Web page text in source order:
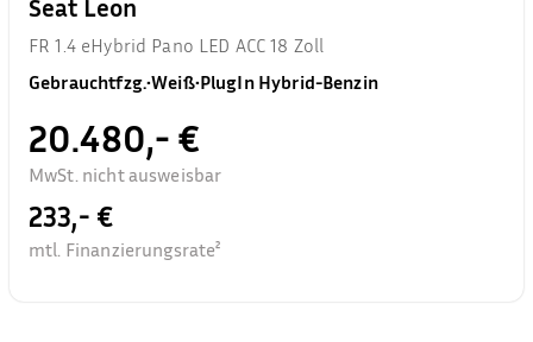
Seat Leon
FR 1.4 eHybrid Pano LED ACC 18 Zoll
Gebrauchtfzg.•Weiß•PlugIn Hybrid-Benzin
20.480,- €
MwSt. nicht ausweisbar
233,- €
mtl. Finanzierungsrate²